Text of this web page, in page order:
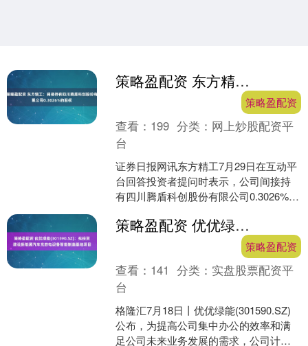
策略盈配资 东方精工：间接持有四川腾盾科创股份有限公司0.3026%的股权
策略盈配资
查看： 199 分类： 网上炒股配资平
台
证券日报网讯东方精工7月29日在互动平
台回答投资者提问时表示，公司间接持
有四川腾盾科创股份有限公司0.3026%的
息，请以腾盾科....
策略盈配资 优优绿能(301590.SZ)：拟投资建设新能源汽车充放电设备智能制造基地项目
策略盈配资
查看： 141 分类： 实盘股票配资平
台
格隆汇7月18日丨优优绿能(301590.SZ)
公布，为提高公司集中办公的效率和满
足公司未来业务发展的需求，公司计划